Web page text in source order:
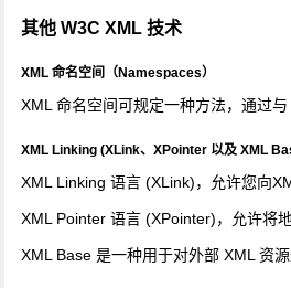
其他 W3C XML 技术
XML 命名空间（Namespaces）
XML 命名空间可规定一种方法，通过
XML Linking (XLink、XPointer 以及 XML
XML Linking 语言 (XLink)，允许您向
XML Pointer 语言 (XPointer)，允许将
XML Base 是一种用于对外部 XML 资